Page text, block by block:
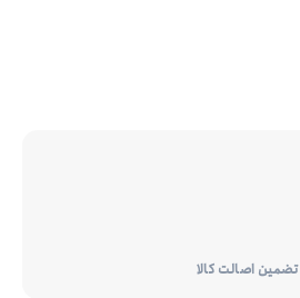
تضمین اصالت کالا